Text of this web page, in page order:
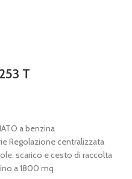
T
a benzina
Regolazione centralizzata
scarico e cesto di raccolta
a 1800 mq